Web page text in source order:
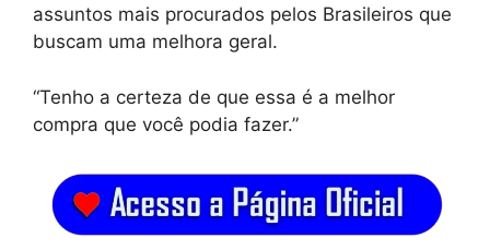
assuntos mais procurados pelos Brasileiros que
buscam uma melhora geral.
“Tenho a certeza de que essa é a melhor
compra que você podia fazer.”